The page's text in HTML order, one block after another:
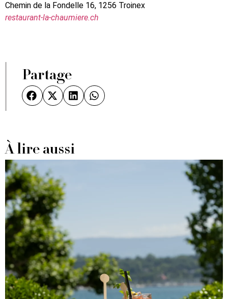
Chemin de la Fondelle 16, 1256 Troinex
restaurant-la-chaumiere.ch
Partage
À lire aussi